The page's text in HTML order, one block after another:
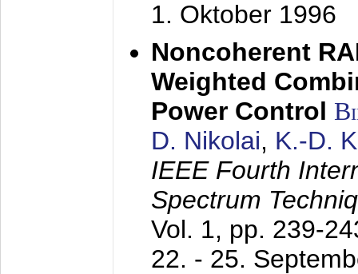
1. Oktober 1996
Noncoherent
Weighted
Power Control
D. Nikolai, K.-D.
IEEE Fourth
Spectrum
Vol. 1, pp. 239-
22. - 25.